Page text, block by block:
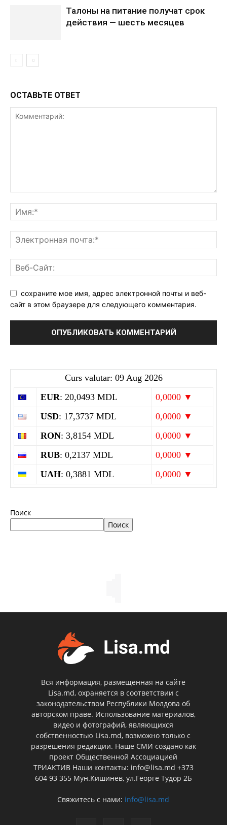
Талоны на питание получат срок
действия — шесть месяцев
ОСТАВЬТЕ ОТВЕТ
сохраните мое имя, адрес электронной почты и веб-
сайт в этом браузере для следующего комментария.
Curs valutar: 09 Aug 2026
EUR: 20,0493 MDL
0,0000 ▼
USD: 17,3737 MDL
0,0000 ▼
RON: 3,8154 MDL
0,0000 ▼
RUB: 0,2137 MDL
0,0000 ▼
UAH: 0,3881 MDL 0,0000 ▼
Поиск
Поиск
Вся информация, размещенная на сайте
Lisa.md, охраняется в соответствии с
законодательством Республики Молдова об
авторском праве. Использование материалов,
видео и фотографий, являющихся
собственностью Lisa.md, возможно только с
разрешения редакции. Наше СМИ создано как
проект Общественной Ассоциацией
ТРИАКТИВ Наши контакты: info@lisa.md +373
604 93 355 Мун.Кишинев, ул.Георге Тудор 2Б
Свяжитесь с нами: info@lisa.md